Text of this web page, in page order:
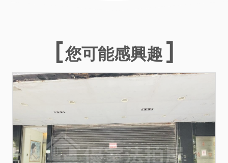
瑕疵擔保責任。
7.建物之固定建材及設備已
逾保固期限，其修繕等費用
由得標人自理負擔。防水保
固期限至115年10月31日，
建築結構體保固期限至128
年10月31日。
您可能感興趣